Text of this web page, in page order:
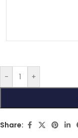
- +
Share: